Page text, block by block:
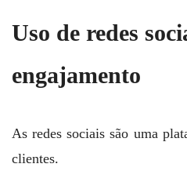
Uso de redes
engajamento
As redes sociais são uma
clientes.